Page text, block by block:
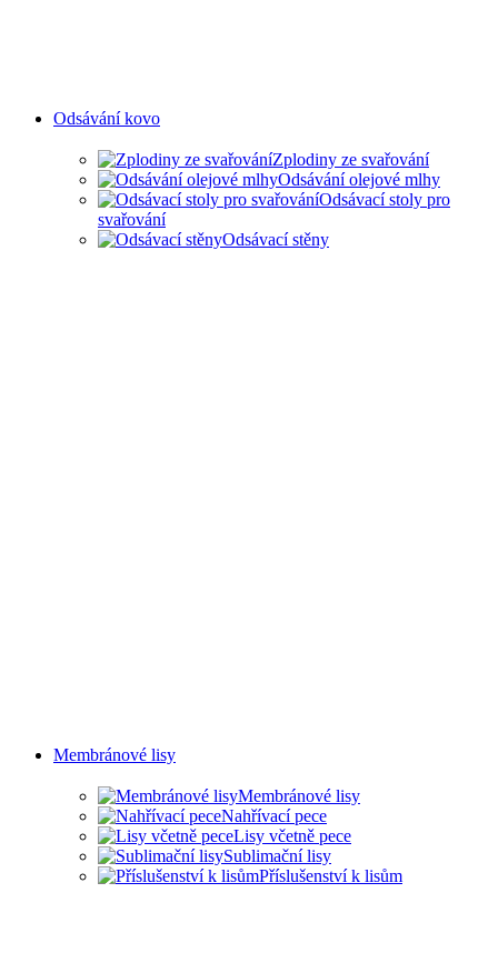
Odsávání kovo
Zplodiny ze svařování
Odsávání olejové mlhy
Odsávací stoly pro
svařování
Odsávací stěny
Membránové lisy
Membránové lisy
Nahřívací pece
Lisy včetně pece
Sublimační lisy
Příslušenství k lisům